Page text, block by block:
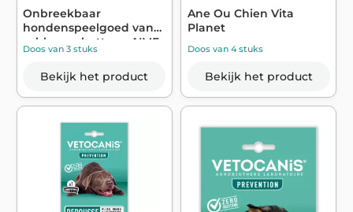
Onbreekbaar
hondenspeelgoed van
rubberen botten - AIME
Doos van 3 stuks
Bekijk het product
Ane Ou Chien Vita
Planet
Doos van 4 stuks
Bekijk het product